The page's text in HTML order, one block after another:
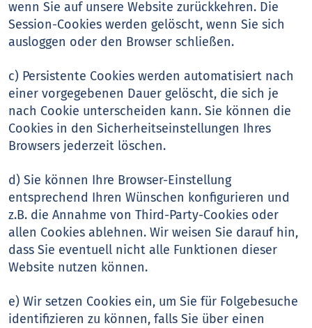
wenn Sie auf unsere Website zurückkehren. Die
Session-Cookies werden gelöscht, wenn Sie sich
ausloggen oder den Browser schließen.
c) Persistente Cookies werden automatisiert nach
einer vorgegebenen Dauer gelöscht, die sich je
nach Cookie unterscheiden kann. Sie können die
Cookies in den Sicherheitseinstellungen Ihres
Browsers jederzeit löschen.
d) Sie können Ihre Browser-Einstellung
entsprechend Ihren Wünschen konfigurieren und
z.B. die Annahme von Third-Party-Cookies oder
allen Cookies ablehnen. Wir weisen Sie darauf hin,
dass Sie eventuell nicht alle Funktionen dieser
Website nutzen können.
e) Wir setzen Cookies ein, um Sie für Folgebesuche
identifizieren zu können, falls Sie über einen